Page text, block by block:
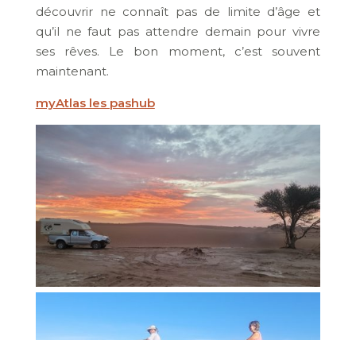
découvrir ne connaît pas de limite d’âge et
qu’il ne faut pas attendre demain pour vivre
ses rêves. Le bon moment, c’est souvent
maintenant.
myAtlas les pashub